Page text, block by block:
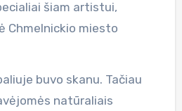
šiam artistui,
Chmelnickio miesto
buvo skanu. Tačiau
natūraliais